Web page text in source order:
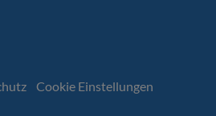
Cookie Einstellungen